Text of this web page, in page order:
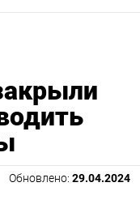
Обновлено: 29.04.2024